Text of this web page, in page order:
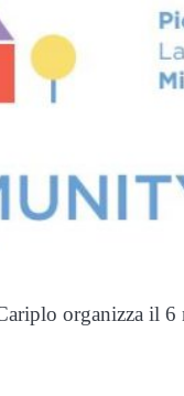
organizza il